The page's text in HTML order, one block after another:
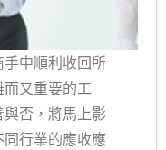
中順利收回所
又重要的工
否，將馬上影
行業的應收應